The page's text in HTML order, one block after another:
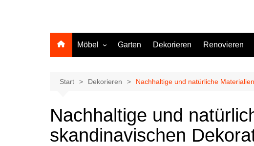
Möbel Garten Dekorieren Renovieren
Start Dekorieren Nachhaltige und natürliche
Nachhaltige und
skandinavischen